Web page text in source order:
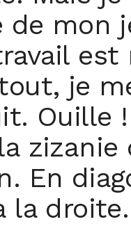
mon
je
Ouille
En
la